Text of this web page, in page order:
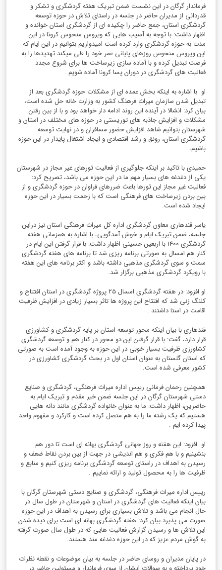
فرماندار گرگان در این نشست ضمن تبریک هفته گردشگری و تشکر و
قدردانی از مدیران حاضر در جلسه در راستای تلاش در حوزه توسعه
گردشگری استان، جمع حاضر را چکیده ای از گردشگری استان خوانده و
اظهار داشت: با توجه به آسیب هایی که ویروس منحوس کرونا در این
مدت به حوزه گردشگری وارد کرده است امیدواریم بتوانیم در این ایام که
این ویروس منحوس روزهای پایانی عمر خود را طی میکند تهدیدها را به
فرصت تبدیل کرده و با آماده سازی زیرساخت ها برای شروع مجدد
فعالیت های گردشگری در دوران پسا کرونا آماده شویم .
او با اشاره به اینکه بخش عمده ای از مشکلات حوزه گردشگری بعد از
تبدیل شدن سازمان میراث فرهنگ کشور به وزارت خانه حل شده است،
بیان کرد: انشالا در آینده این روند ادامه دار خواهد بود و با از بین رفتن
مشکلات و افزایش جاذبه های توریستی در حوزه های مختلف در استان و
شهرستان بتوانیم شاهد افزایش حضور مسافران و در نهایت توسعه
گردشگری استان، رونق و رشد اقتصادی و ایجاد اشتغال پایدار در این حوزه
باشیم،
حمیدی با تاکید بر اینکه جلوگیری از فعالیت تورهای غیر مجاز در شهرستان
یکی از دغدغه های بسیار مهم ما در این حوزه می باشد، تصریح کرد:
فعالیت غیر مجاز این تورها باعث ضررهای فراوان در حوزه گردشگری و از
بین بردن زیرساخت های فرهنگی است که با زحمت بسیار در این حوزه
ایجاد شده است.
یاسر قندهاری معاون گردشگری اداره کل میراث فرهنگی استان نیز دراین
جلسه، ضمن تبریک ایام و خوش آمدگویی، با اشاره به همزمانی هفته
گردشگری 1400 با اربعین حسینی اظهار داشت: با قرار گرفتن این ایام در
کنار هم امسال به صورتی برنامه ریزی شد تا برنامه های هفته گردشگری
سمت و سوی گردشگری مذهبی داشته باشد و اکثر برنامه های این هفته
با رویکرد گردشگری مذهبی برگزار شد.
او افزود: در هفته گردشگری امسال 25 پروژه گردشگری در استان افتتاح و
کلنگ زنی شد که افتتاح این پروژه ها تاثر بسیار زیادی در افزایش ظرفیت
اقامت در استا داشتند .
قندهاری با بیان اینکه محور توسعه استان بر پایه گردشگری و کشاورزی
قرار دارد، گفت: با قرار گرفتن این دو محور در کنار هم و توسعه گردشگری
کشاورزی ظرفیت بسیار خوبی در این حوزه به وجود آمده است به صورتی
که استان گلستان به عنوان استان اول در بحث گردشگری کشاورزی در
کشور معرفی شده است.
همچنین رحمان فرمانی رییس اداره میراث فرهنگی، گردشگری و صنایع
دستی شهرستان گرگان در این جلسه ضمن خیر مقدم و تبریک ایام به
حاضرین، اظهار داشت: ما به عنوان خانواده گردشگری مانند دانه هایی
هستیم که یک رشته ما را به هم متصل کرده است و کارکرد و مفهوم واحد
پیدا کرده ایم .
او افزود: این هفته و روز جهانی گردشگری بهانه ای است تا دور هم
بنشینیم و با هم فکری و هم اندیشی در جهت از بین بردن نقاط ضعف و
رسیدن به اهداف در راستای توسعه گردشگری برنامه ریزی کنیم و منابع و
ظرفیت ها را به محصول تولید و ارائه نماییم .
رییس اداره میراث فرهنگی، گردشگری و صنایع دستی شهرستان گرگان با
بیان اینکه فعالیت های گردشگری در استان و شهرستان در طول سال در
حال انجام می باشد و تلاش بسیاری برای رسیدن به اهداف در این حوزه
صورت می پذیرد بیان کرد: هفته گردشگری بهانه ای است برای دیده شدن
این تلاش ها و رسیدن گزارش فعالیت هایی که در طول سال صورت گرفته
به گوش مردم عزیز که در این حوزه دغدغه مند هستند.
در پایان مدیران و روسای حاضر در جلسه به بیان موضوعات و نقطه نظرات